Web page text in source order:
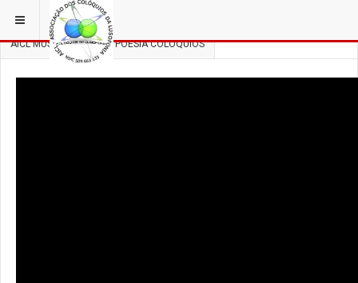
ESTÁ EM... 3 COLÓQUIOS
AICL MÚSICA, DANÇA E POESIA COLÓQUIOS